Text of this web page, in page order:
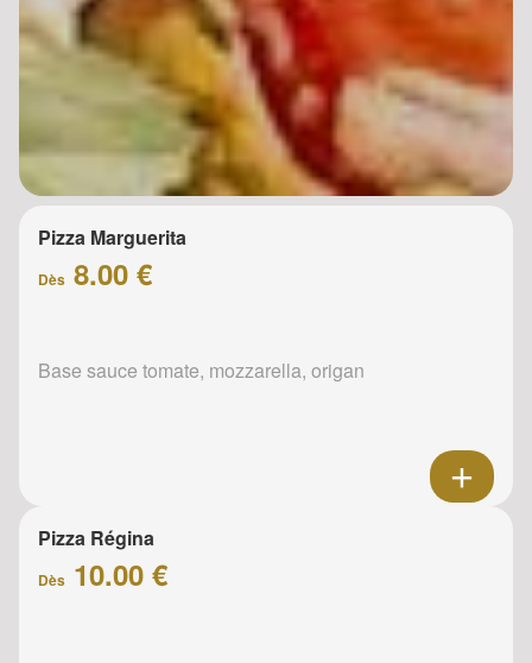
Pizza Marguerita
Dès 8.00 €
Base sauce tomate, mozzarella, origan
Pizza Régina
Dès 10.00 €